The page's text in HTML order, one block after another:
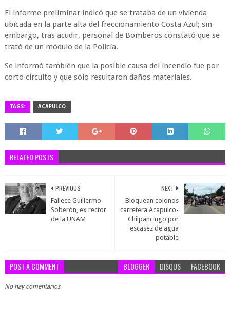
El informe preliminar indicó que se trataba de un vivienda
ubicada en la parte alta del freccionamiento Costa Azul; sin
embargo, tras acudir, personal de Bomberos constató que se
trató de un módulo de la Policía.
Se informó también que la posible causa del incendio fue por
corto circuito y que sólo resultaron daños materiales.
TAGS: ACAPULCO
RELATED POSTS
NEXT
Bloquean colonos
carretera Acapulco-
Chilpancingo por
escasez de agua
potable
PREVIOUS
Fallece Guillermo
Soberón, ex rector
de la UNAM
POST A COMMENT BLOGGER DISQUS FACEBOOK
No hay comentarios